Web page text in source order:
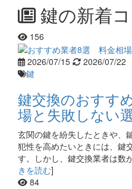
鍵の新着
156
2026/07/15
2026/07/22
鍵
鍵交換のおすす
場と失敗しない
玄関の鍵を紛失したときや、
犯性を高めたいときには、鍵
す。しかし、鍵交換業者は
きを読む]
84